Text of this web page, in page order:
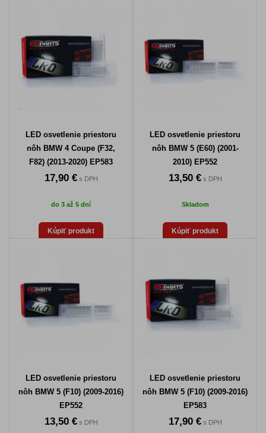
LED osvetlenie priestoru
nôh BMW 4 Coupe (F32,
F82) (2013-2020) EP583
17,90 €s DPH
do 3 až 5 dní
Kúpiť produkt
LED osvetlenie priestoru
nôh BMW 5 (E60) (2001-
2010) EP552
13,50 €s DPH
Skladom
Kúpiť produkt
LED osvetlenie priestoru
nôh BMW 5 (F10) (2009-2016)
EP552
13,50 €s DPH
LED osvetlenie priestoru
nôh BMW 5 (F10) (2009-2016)
EP583
17,90 €s DPH